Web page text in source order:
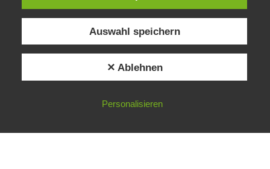
15.658317067%
Gradwandler – Alle Rechte vorbehalten
Auswahl speichern
✕ Ablehnen
Personalisieren